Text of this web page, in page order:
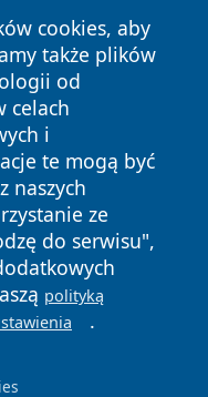
cookies, aby
także plików
od
celach
i
te mogą być
naszych
ze
do serwisu",
polityką
.
prawa
Polityka
Cookies